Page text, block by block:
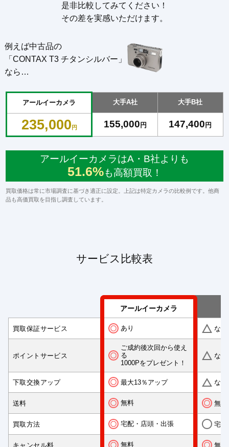
是非比較してみてください！
その差を実感いただけます。
例えば中古品の
「CONTAX T3 チタンシルバー」
なら…
アールイーカメラ
235,000 円
大手A社
155,000円
大手B社
147,400円
アールイーカメラはA・B社よりも
51.6%も高額買取！
買取価格は常に市場調査に基づき適正に設定。上記は特定カメラの比較例です。他商
品も高価買取を目指し調査しています。
サービス比較表
アールイーカメラ
買取保証サービス あり なし
ポイントサービス
ご成約後次回から使え
る
1000Pをプレゼント！
なし
下取交換アップ 最大13％アップ なし
送料 無料 無料
買取方法 宅配・店頭・出張 宅配
キャンセル料 無料 無料